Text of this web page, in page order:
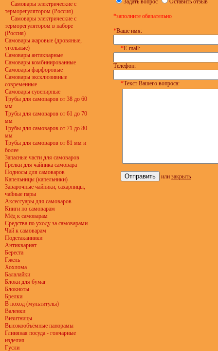
Самовары электрические с
терморегулятором (Россия)
Самовары электрические с
терморегулятором в наборе
(Россия)
Самовары жаровые (дровяные,
угольные)
Самовары антикварные
Самовары комбинированные
Самовары фарфоровые
Самовары эксклюзивные
современные
Самовары сувенирные
Трубы для самоваров от 38 до 60
мм
Трубы для самоваров от 61 до 70
мм
Трубы для самоваров от 71 до 80
мм
Трубы для самоваров от 81 мм и
более
Запасные части для самоваров
Грелки для чайника самовара
Подносы для самоваров
Капельницы (капельники)
Заварочные чайники, сахарницы,
чайные пары
Аксессуары для самоваров
Книги по самоварам
Мёд к самоварам
Средства по уходу за самоварами
Чай к самоварам
Подстаканники
Антиквариат
Береста
Гжель
Хохлома
Балалайки
Блоки для бумаг
Блокноты
Брелки
В поход (мультитулы)
Валенки
Визитницы
Высокообъёмные панорамы
Глиняная посуда - гончарные
изделия
Гусли
Задать вопрос Оставить отзыв
*заполните обязательно
*Ваше имя:
*E-mail:
Телефон:
*Текст Вашего вопроса:
или закрыть